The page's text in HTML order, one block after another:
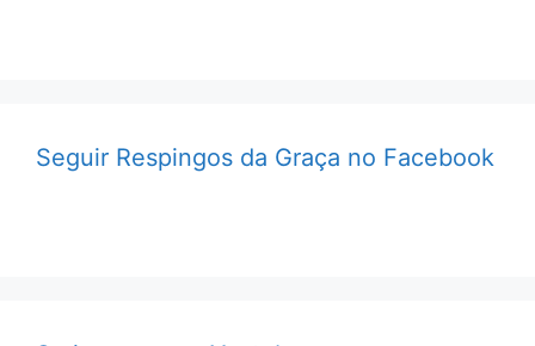
Seguir Respingos da Graça no Facebook